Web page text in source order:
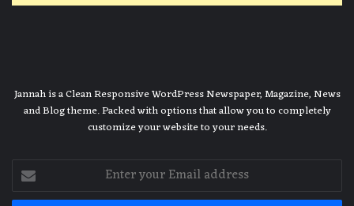
Jannah is a Clean Responsive WordPress Newspaper, Magazine, News
and Blog theme. Packed with options that allow you to completely
customize your website to your needs.
Enter
your
Email